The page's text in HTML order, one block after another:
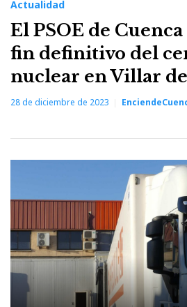
Actualidad
El PSOE de
fin definitivo del
nuclear en Villar de
28 de diciembre de 2023